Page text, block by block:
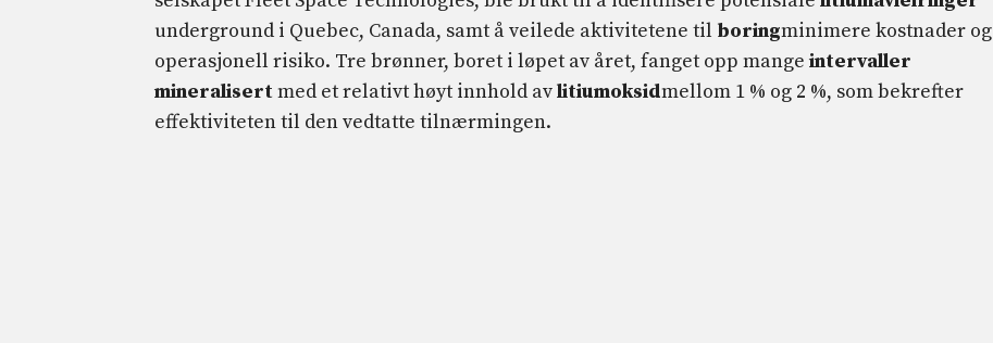
underground i Quebec, Canada, samt å veilede aktivitetene til boringminimere kostnader og
operasjonell risiko. Tre brønner, boret i løpet av året, fanget opp mange intervaller
mineralisertmed et relativt høyt innhold avlitiumoksidmellom 1 % og 2 %, som bekrefter
effektiviteten til den vedtatte tilnærmingen.